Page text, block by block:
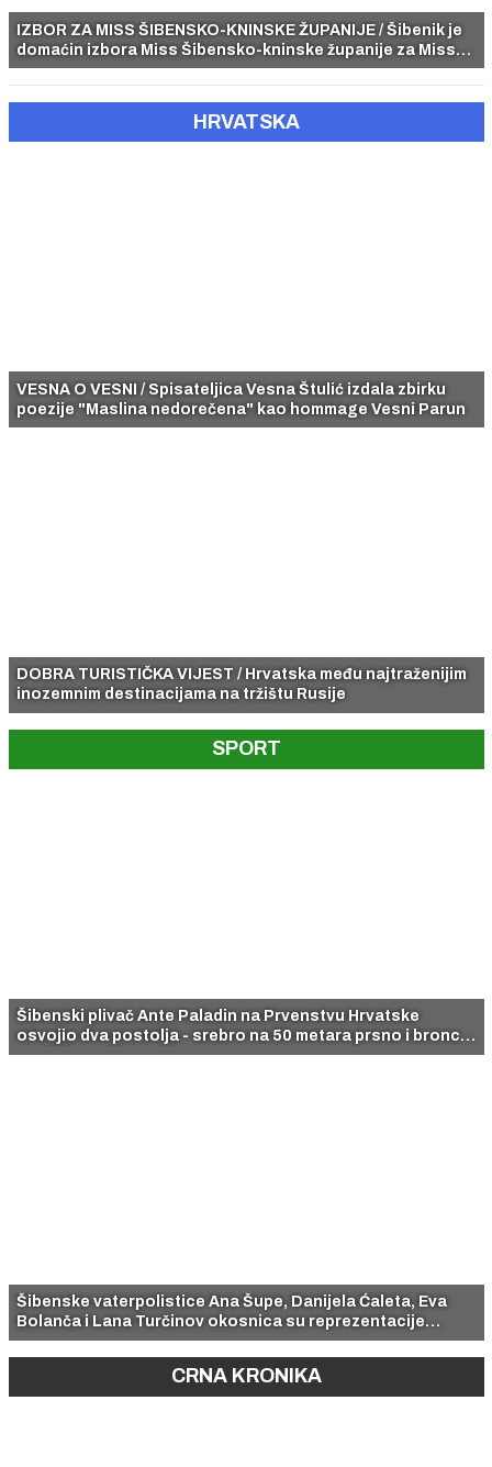
IZBOR ZA MISS ŠIBENSKO-KNINSKE ŽUPANIJE / Šibenik je
domaćin izbora Miss Šibensko-kninske županije za Miss
Hrvatske za Miss Svijeta
HRVATSKA
VESNA O VESNI / Spisateljica Vesna Štulić izdala zbirku
poezije "Maslina nedorečena" kao hommage Vesni Parun
DOBRA TURISTIČKA VIJEST / Hrvatska među najtraženijim
inozemnim destinacijama na tržištu Rusije
SPORT
Šibenski plivač Ante Paladin na Prvenstvu Hrvatske
osvojio dva postolja - srebro na 50 metara prsno i broncu
na 100 metara prsno.
Šibenske vaterpolistice Ana Šupe, Danijela Ćaleta, Eva
Bolanča i Lana Turčinov okosnica su reprezentacije
Hrvatske na Svjetskom U16 prvenstvu
CRNA KRONIKA